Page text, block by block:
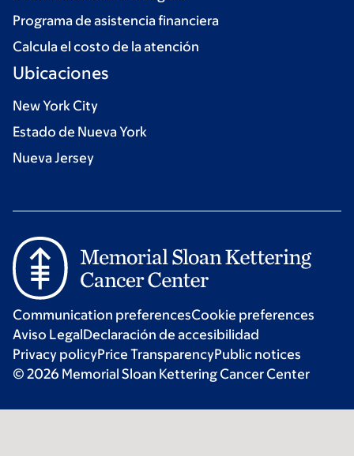
Programa de asistencia financiera
Calcula el costo de la atención
Ubicaciones
New York City
Estado de Nueva York
Nueva Jersey
Communication preferencesCookie preferences
Aviso LegalDeclaración de accesibilidad
Privacy policyPrice TransparencyPublic notices
© 2026 Memorial Sloan Kettering Cancer Center